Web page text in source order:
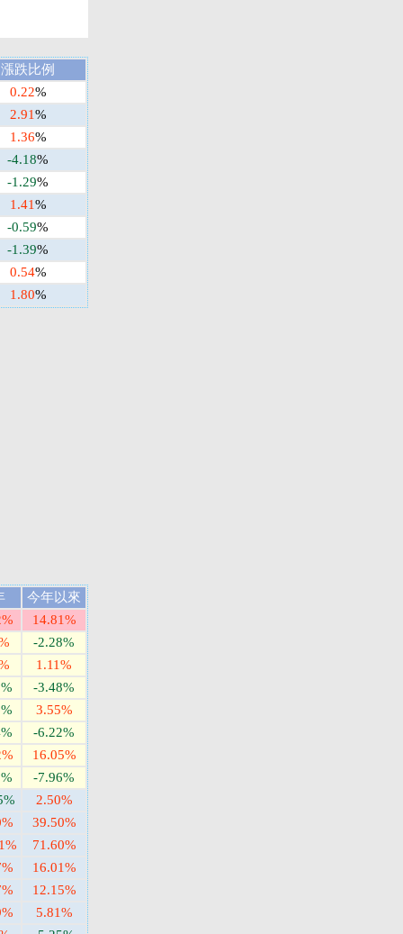
漲跌比例
0.22%
2.91%
1.36%
-4.18%
-1.29%
1.41%
-0.59%
-1.39%
0.54%
1.80%
今年以來
14.81%
-2.28%
1.11%
-3.48%
3.55%
-6.22%
16.05%
-7.96%
2.50%
39.50%
71.60%
16.01%
12.15%
5.81%